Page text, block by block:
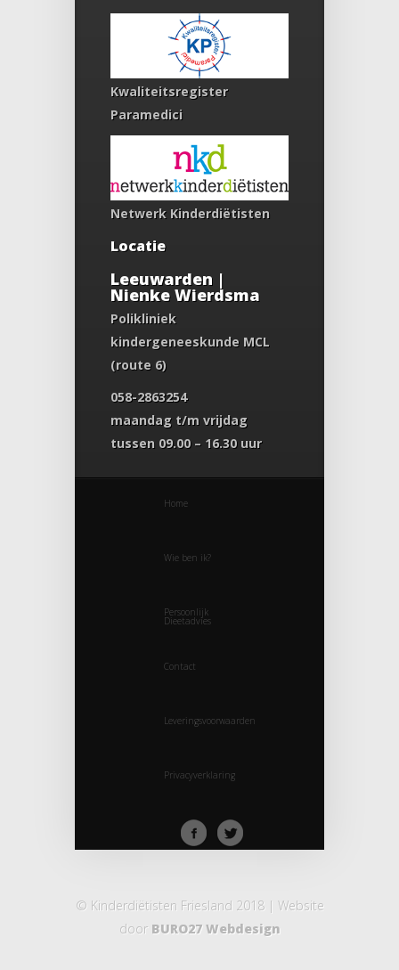
Kwaliteitsregister
Paramedici
Netwerk Kinderdiëtisten
Locatie
Leeuwarden |
Nienke Wierdsma
Polikliniek
kindergeneeskunde MCL
(route 6)
058-2863254
maandag t/m vrijdag
tussen 09.00 – 16.30 uur
Home
Wie ben ik?
Persoonlijk
Dieetadvies
Contact
Leveringsvoorwaarden
Privacyverklaring
© Kinderdiëtisten Friesland 2018 | Website
door BURO27 Webdesign